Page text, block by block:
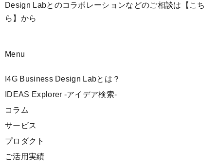
Design Labとのコラボレーションなどのご相談は 【こち
ら】 から
Menu
I4G Business Design Labとは？
IDEAS Explorer -アイデア検索-
コラム
サービス
プロダクト
ご活用実績